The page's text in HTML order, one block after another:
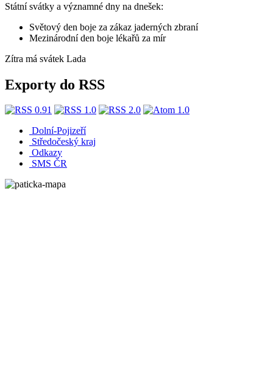
Státní svátky a významné dny na dnešek:
Světový den boje za zákaz jaderných zbraní
Mezinárodní den boje lékařů za mír
Zítra má svátek Lada
Exporty do RSS
Dolní-Pojizeří
Středočeský kraj
Odkazy
SMS ČR